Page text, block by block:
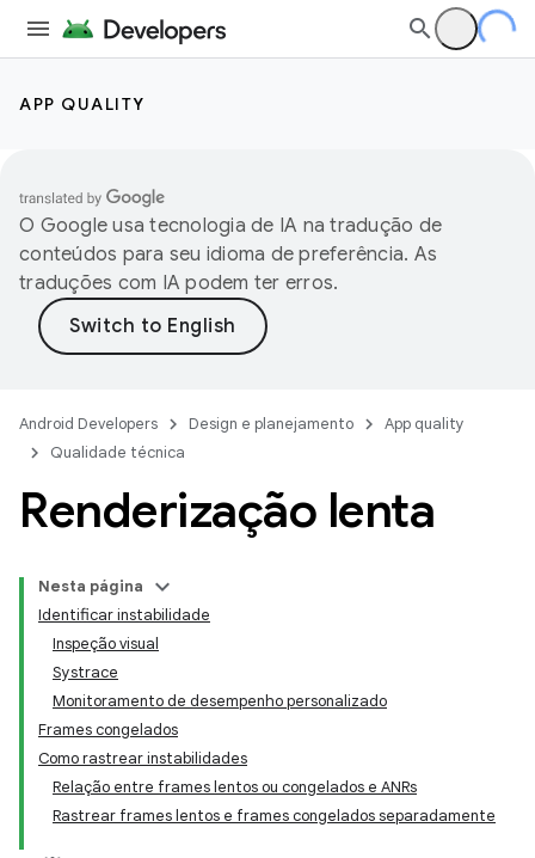
APP QUALITY
O Google usa tecnologia de IA na tradução de
conteúdos para seu idioma de preferência. As
traduções com IA podem ter erros.
Android Developers Design e planejamento
App quality
Qualidade técnica
Renderização lenta
Nesta página
Identificar instabilidade
Inspeção visual
Systrace
Monitoramento de desempenho personalizado
Frames congelados
Como rastrear instabilidades
Relação entre frames lentos ou congelados e ANRs
Rastrear frames lentos e frames congelados separadamente